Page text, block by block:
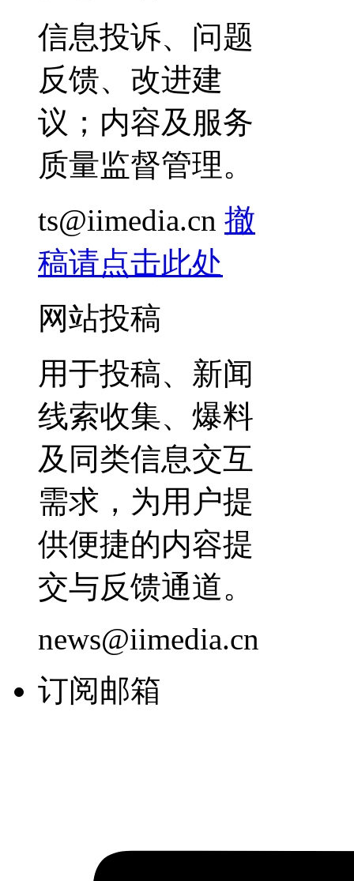
信息投诉、问题
反馈、改进建
议；内容及服务
质量监督管理。
ts@iimedia.cn 撤
稿请点击此处
网站投稿
用于投稿、新闻
线索收集、爆料
及同类信息交互
需求，为用户提
供便捷的内容提
交与反馈通道。
news@iimedia.cn
订阅邮箱